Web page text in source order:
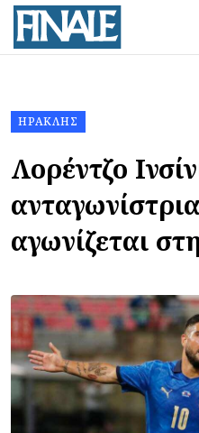
ΗΡΑΚΛΉΣ
Λορέντζο
αγωνίζεται